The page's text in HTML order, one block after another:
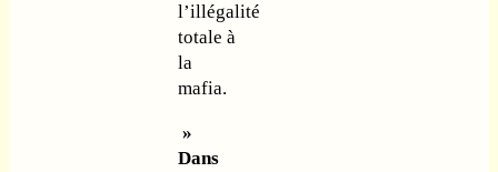
l’illégalité
totale à
la
mafia.
»
Dans